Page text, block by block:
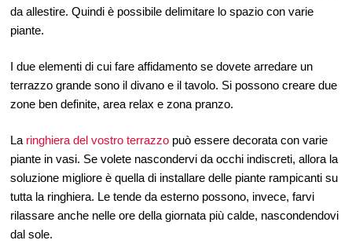
da allestire. Quindi è possibile delimitare lo spazio con varie
piante.
I due elementi di cui fare affidamento se dovete arredare un
terrazzo grande sono il divano e il tavolo. Si possono creare due
zone ben definite, area relax e zona pranzo.
La ringhiera del vostro terrazzo può essere decorata con varie
piante in vasi. Se volete nascondervi da occhi indiscreti, allora la
soluzione migliore è quella di installare delle piante rampicanti su
tutta la ringhiera. Le tende da esterno possono, invece, farvi
rilassare anche nelle ore della giornata più calde, nascondendovi
dal sole.